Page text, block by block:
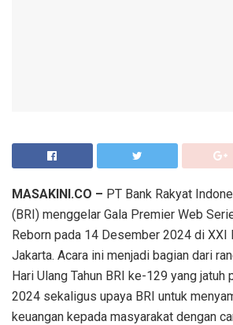
MASAKINI.CO – PT Bank Rakyat
(BRI) menggelar Gala Premier Web
Reborn pada 14 Desember 2024 di XXI
Jakarta. Acara ini menjadi bagian dari
Hari Ulang Tahun BRI ke-129 yang
2024 sekaligus upaya BRI untuk
keuangan kepada masyarakat dengan